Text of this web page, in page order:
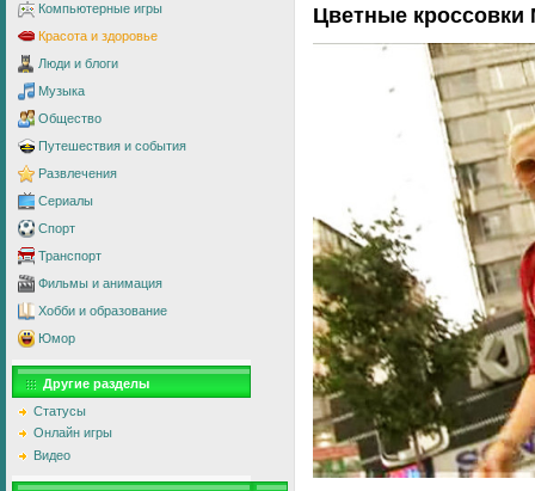
Компьютерные игры
Красота и здоровье
Люди и блоги
Музыка
Общество
Путешествия и события
Развлечения
Сериалы
Спорт
Транспорт
Фильмы и анимация
Хобби и образование
Юмор
Другие разделы
Статусы
Онлайн игры
Видео
Цветные